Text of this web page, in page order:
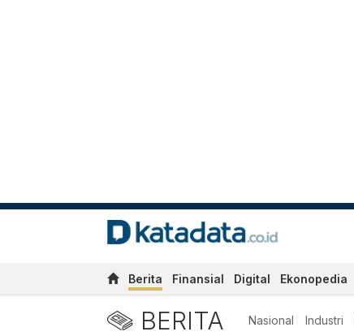
Berita Finansial Digital Ekonopedia
BERITA Nasional Industri